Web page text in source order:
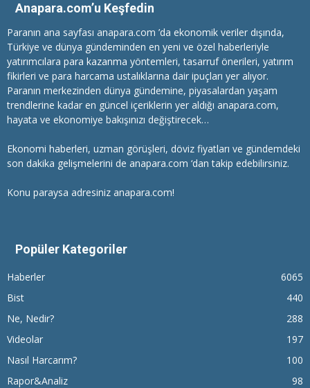
Anapara.com’u Keşfedin
Paranın ana sayfası anapara.com ’da ekonomik veriler dışında,
Türkiye ve dünya gündeminden en yeni ve özel haberleriyle
yatırımcılara para kazanma yöntemleri, tasarruf önerileri, yatırım
fikirleri ve para harcama ustalıklarına dair ipuçları yer alıyor.
Paranın merkezinden dünya gündemine, piyasalardan yaşam
trendlerine kadar en güncel içeriklerin yer aldığı anapara.com,
hayata ve ekonomiye bakışınızı değiştirecek…
Ekonomi haberleri, uzman görüşleri, döviz fiyatları ve gündemdeki
son dakika gelişmelerini de anapara.com ‘dan takip edebilirsiniz.
Konu paraysa adresiniz anapara.com!
Popüler Kategoriler
Haberler
6065
Bist
440
Ne, Nedir?
288
Videolar
197
Nasıl Harcarım?
100
Rapor&Analiz
98